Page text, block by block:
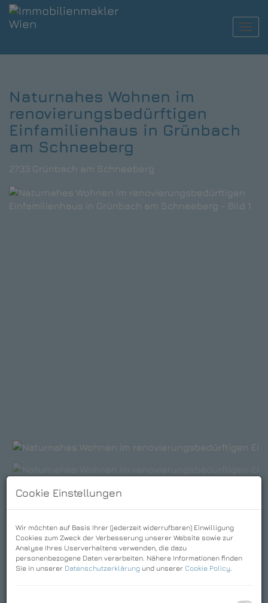
Naturnahes Wohnen im
renovierungsbedürftigen
Einfamilienhaus in Grünbach
am Schneeberg
2733 Grünbach am Schneeberg
Cookie Einstellungen
Wir möchten auf Basis Ihrer (jederzeit widerrufbaren) Einwilligung
Cookies zum Zweck der Verbesserung unserer Website sowie zur
Analyse Ihres Userverhaltens verwenden, die dazu
personenbezogene Daten verarbeiten. Nähere Informationen finden
Sie in unserer Datenschutzerklärung und unserer Cookie Policy.